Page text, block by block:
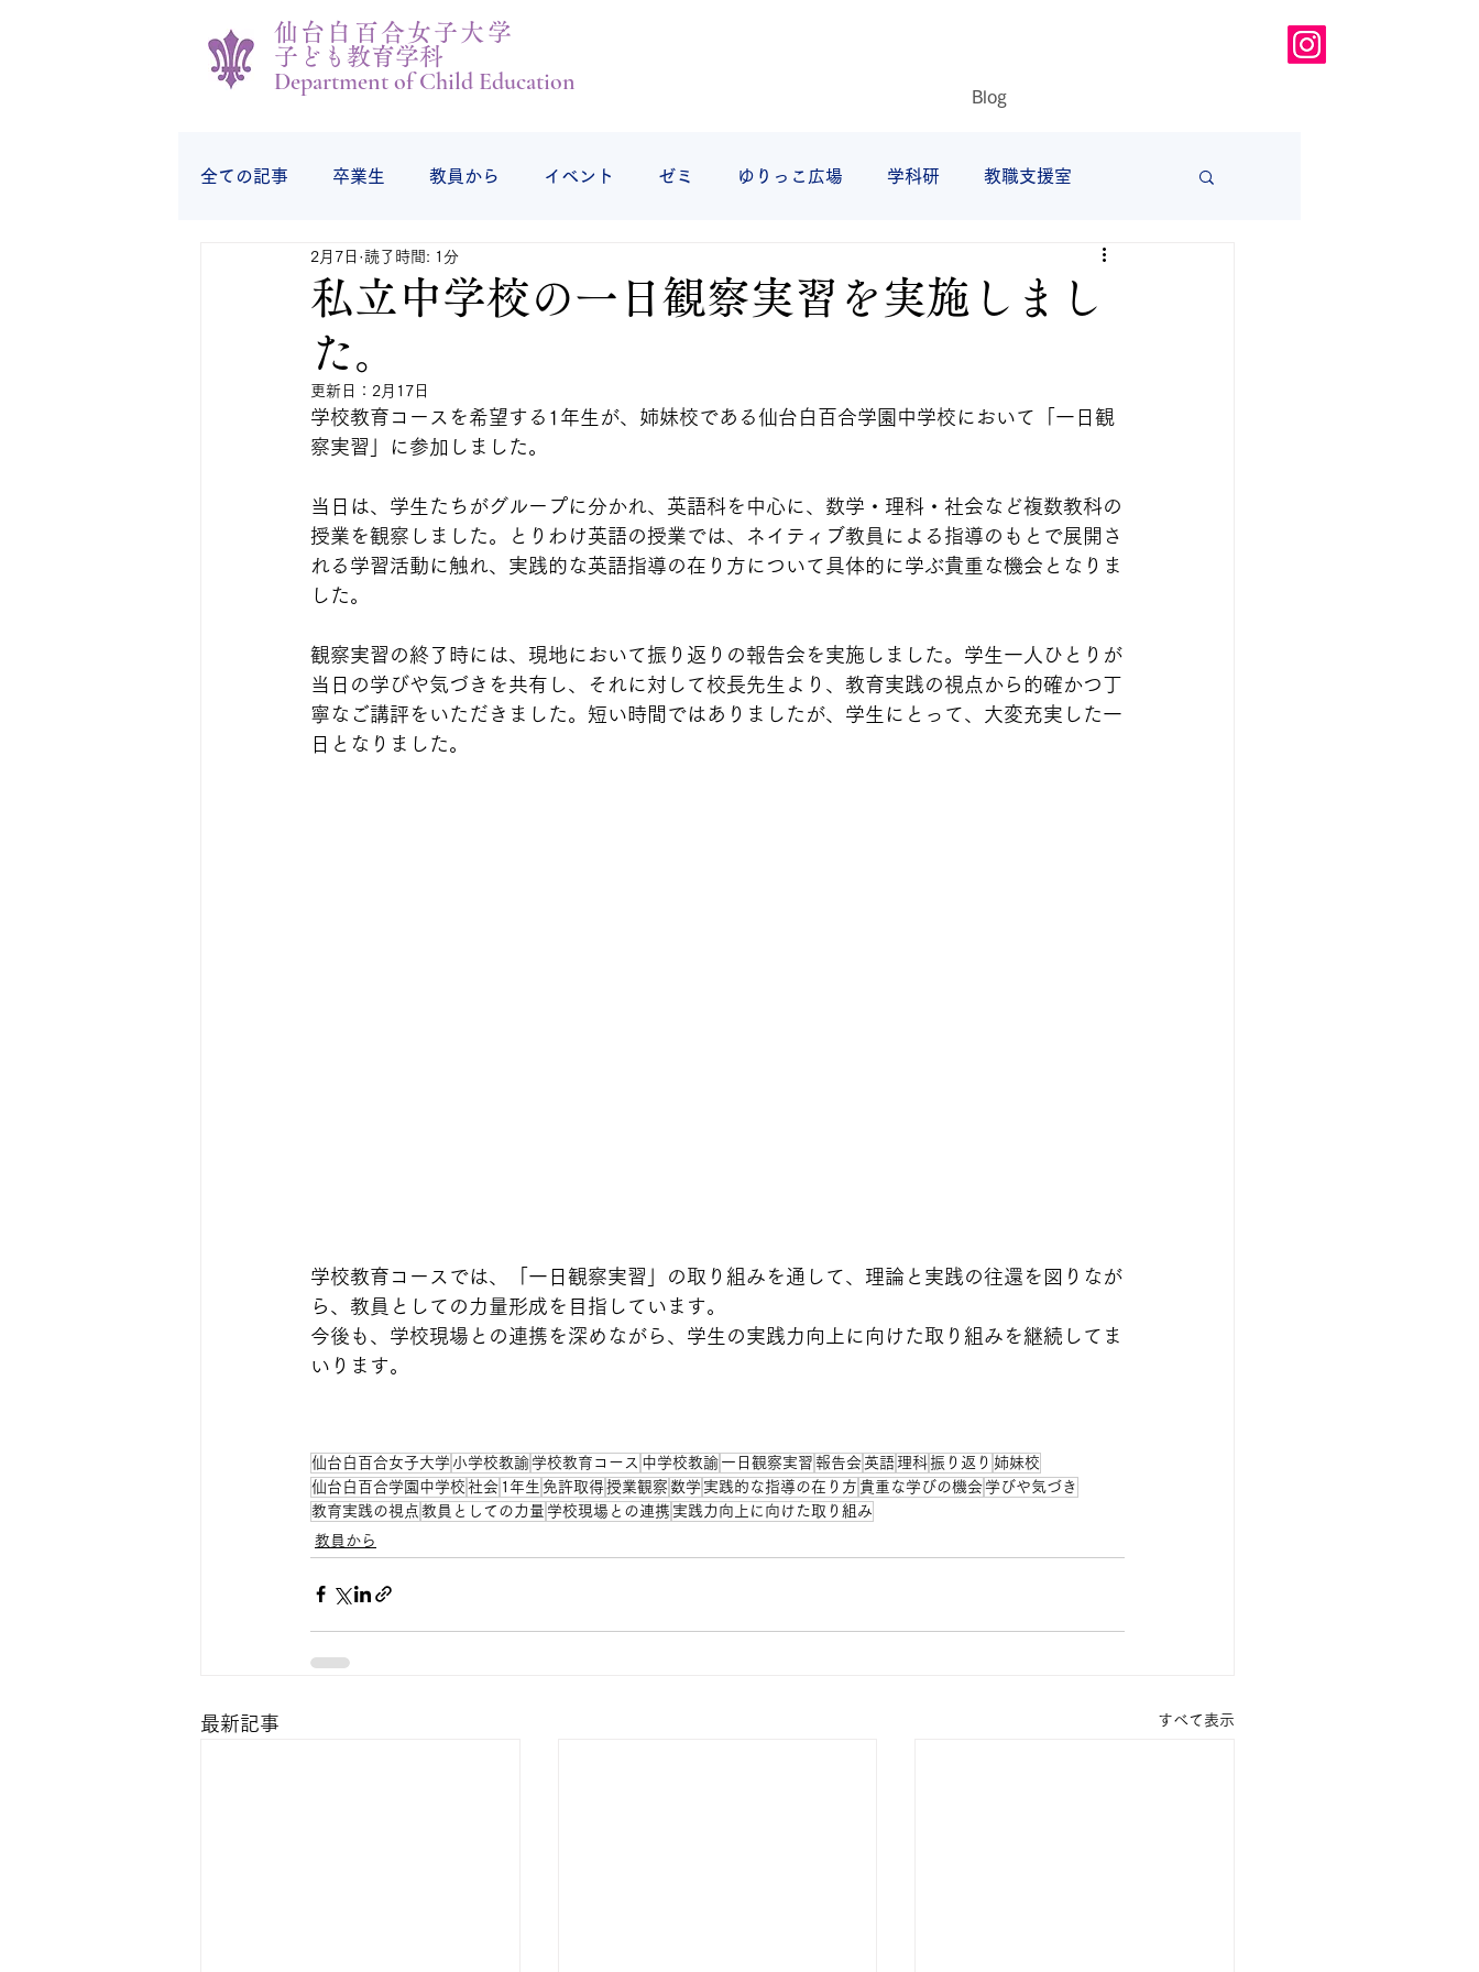
仙台白百合女子大学
子ども教育学科
Department of Child Education
Blog
全ての記事 卒業生 教員から イベント ゼミ ゆりっこ広場 学科研 教職支援室
学生の様子 学生から
私立中学校の一日観察実習を実施しまし
た。
2月7日 読了時間: 1分
更新日： 2月17日
学校教育コースを希望する1年生が、姉妹校である仙台白百合学園中学校において「一日観
察実習」に参加しました。
当日は、学生たちがグループに分かれ、英語科を中心に、数学・理科・社会など複数教科の
授業を観察しました。とりわけ英語の授業では、ネイティブ教員による指導のもとで展開さ
れる学習活動に触れ、実践的な英語指導の在り方について具体的に学ぶ貴重な機会となりま
した。
観察実習の終了時には、現地において振り返りの報告会を実施しました。学生一人ひとりが
当日の学びや気づきを共有し、それに対して校長先生より、教育実践の視点から的確かつ丁
寧なご講評をいただきました。短い時間ではありましたが、学生にとって、大変充実した一
日となりました。
学校教育コースでは、「一日観察実習」の取り組みを通して、理論と実践の往還を図りなが
ら、教員としての力量形成を目指しています。
今後も、学校現場との連携を深めながら、学生の実践力向上に向けた取り組みを継続してま
いります。
仙台白百合女子大学 小学校教諭学校教育コース 中学校教諭 一日観察実習 報告会 英語理科振り返り 姉妹校
仙台白百合学園中学校 社会 1年生 免許取得授業観察 数学 実践的な指導の在り方 貴重な学びの機会学びや気づき
教育実践の視点 教員としての力量 学校現場との連携 実践力向上に向けた取り組み
教員から
最新記事 すべて表示